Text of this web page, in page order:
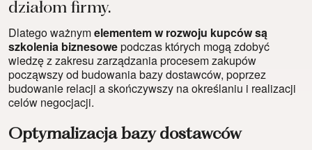
działom firmy.
Dlatego ważnymelementem w rozwoju kupców są
szkolenia biznesowepodczas których mogą zdobyć
wiedzę z zakresu zarządzania procesem zakupów
począwszy od budowania bazy dostawców, poprzez
budowanie relacji a skończywszy na określaniu i realizacji
celów negocjacji.
Optymalizacja bazy dostawców